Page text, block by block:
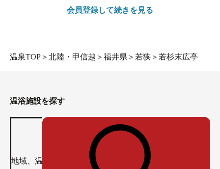
会員登録して続きを見る
温泉TOP ＞ 北陸・甲信越 ＞ 福井県 ＞ 若狭 ＞ 若杉末広亭
温浴施設を探す